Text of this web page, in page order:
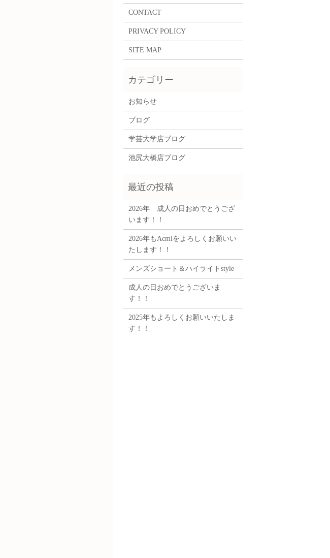
CONTACT
PRIVACY POLICY
SITE MAP
お知らせ
ブログ
学芸大学店ブログ
池尻大橋店ブログ
2026年 成人の日おめでとうござ
います！！
2026年もAcmiをよろしくお願いい
たします！！
メンズショート＆ハイライトstyle
成人の日おめでとうございま
す！！
2025年もよろしくお願いいたしま
す！！